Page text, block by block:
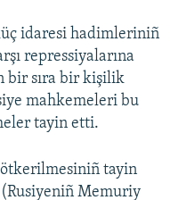
idaresi hadimleriniñ
repressiyalarına
bir sıra bir kişilik
mahkemeleri bu
tayin etti.
tayin
Memuriy